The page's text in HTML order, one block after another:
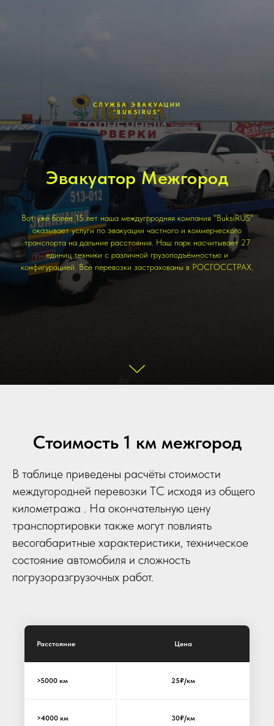
СЛУЖБА ЭВАКУАЦИИ
"BUKSIRUS"
Эвакуатор Межгород
Вот уже более 15 лет наша междугородняя компания "BuksiRUS"
оказывает услуги по эвакуации частного и коммерческого
транспорта на дальние расстояния. Наш парк насчитывает 27
единиц техники с различной грузоподъёмностью и
конфигурацией. Все перевозки застрахованы в РОСГОССТРАХ.
Стоимость 1 км межгород
В таблице приведены расчёты стоимости
междугородней перевозки ТС исходя из общего
километража . На окончательную цену
транспортировки также могут повлиять
весогабаритные характеристики, техническое
состояние автомобиля и сложность
погрузоразгрузочных работ.
Расстояние Цена
>5000 км 25₽/км
>4000 км 30₽/км